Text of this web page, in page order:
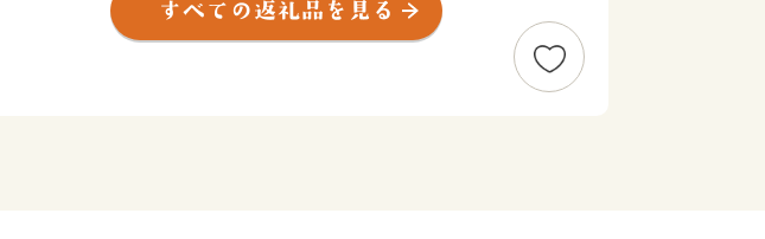
の魅力を感じていただければ幸いです。